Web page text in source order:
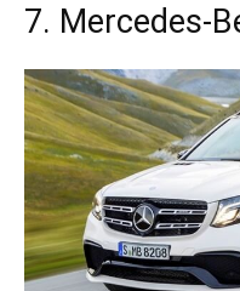
7. Mercedes-